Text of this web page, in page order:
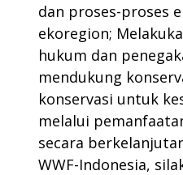
dan proses-proses
ekoregion;
hukum dan
mendukung
konservasi untuk
melalui
secara
WWF-Indonesia,